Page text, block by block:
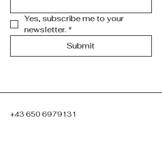
Yes, subscribe me to your
newsletter. *
Submit
+43 650 6979131